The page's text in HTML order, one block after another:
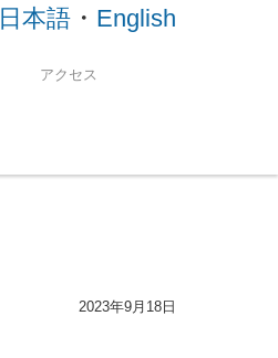
日本語 ・ English
アクセス
2023年9月18日